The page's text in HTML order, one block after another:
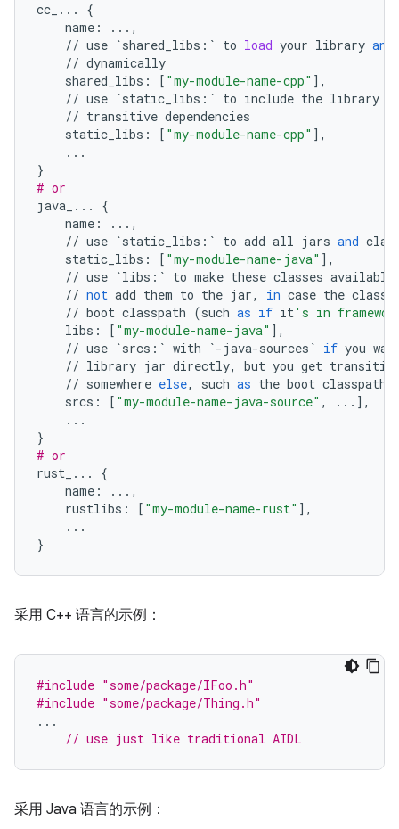
cc_ ...
{
name : ... ,
// use `shared_libs : ` to load your library and
// dynamically
shared_libs : [ "my-module-name-cpp" ],
// use `static_libs : ` to include the library
// transitive dependencies
static_libs : [ "my-module-name-cpp" ],
...
}
# or
java_ ...
{
name : ... ,
// use `static_libs : ` to add all jars and
static_libs : [ "my-module-name-java" ],
// use `libs : ` to make these classes available
// not add them to the jar, in case the
// boot classpath (such as if it's in
libs : [ "my-module-name-java" ],
// use `srcs : ` with `- java-sources ` if you
// library jar directly, but you get
// somewhere else, such as the boot classpath
srcs : [ "my-module-name-java-source" , ... ],
...
}
# or
rust_ ...
{
name : ... ,
rustlibs : [ "my-module-name-rust" ],
...
}
采用 C++ 语言的示例：
#include "some/package/IFoo.h"
#include "some/package/Thing.h"
...
// use just like traditional AIDL
采用 Java 语言的示例：